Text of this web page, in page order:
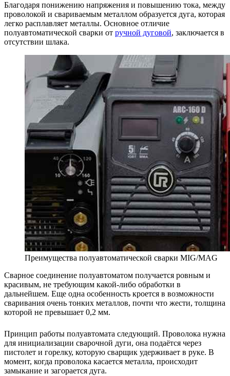
Благодаря понижению напряжения и повышению тока, между
проволокой и свариваемым металлом образуется дуга, которая
легко расплавляет металлы. Основное отличие
полуавтоматической сварки от ручной дуговой, заключается в
отсутствии шлака.
Преимущества полуавтоматической сварки MIG/MAG
Сварное соединение полуавтоматом получается ровным и
красивым, не требующим какой-либо обработки в
дальнейшем. Еще одна особенность кроется в возможности
сваривания очень тонких металлов, почти что жести, толщина
которой не превышает 0,2 мм.
Принцип работы полуавтомата следующий. Проволока нужна
для инициализации сварочной дуги, она подаётся через
пистолет и горелку, которую сварщик удерживает в руке. В
момент, когда проволока касается металла, происходит
замыкание и загорается дуга.